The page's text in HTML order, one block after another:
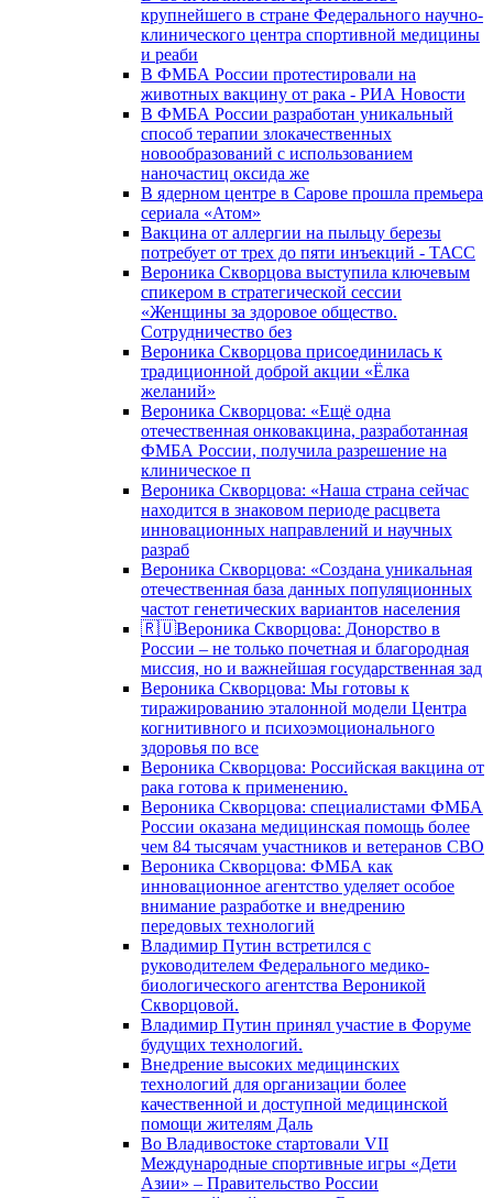
крупнейшего в стране Федерального научно-
клинического центра спортивной медицины
и реаби
В ФМБА России протестировали на
животных вакцину от рака - РИА Новости
В ФМБА России разработан уникальный
способ терапии злокачественных
новообразований с использованием
наночастиц оксида же
В ядерном центре в Сарове прошла премьера
сериала «Атом»
Вакцина от аллергии на пыльцу березы
потребует от трех до пяти инъекций - ТАСС
Вероника Скворцова выступила ключевым
спикером в стратегической сессии
«Женщины за здоровое общество.
Сотрудничество без
Вероника Скворцова присоединилась к
традиционной доброй акции «Ёлка
желаний»
Вероника Скворцова: «Ещё одна
отечественная онковакцина, разработанная
ФМБА России, получила разрешение на
клиническое п
Вероника Скворцова: «Наша страна сейчас
находится в знаковом периоде расцвета
инновационных направлений и научных
разраб
Вероника Скворцова: «Создана уникальная
отечественная база данных популяционных
частот генетических вариантов населения
🇷🇺Вероника Скворцова: Донорство в
России – не только почетная и благородная
миссия, но и важнейшая государственная зад
Вероника Скворцова: Мы готовы к
тиражированию эталонной модели Центра
когнитивного и психоэмоционального
здоровья по все
Вероника Скворцова: Российская вакцина от
рака готова к применению.
Вероника Скворцова: специалистами ФМБА
России оказана медицинская помощь более
чем 84 тысячам участников и ветеранов СВО
Вероника Скворцова: ФМБА как
инновационное агентство уделяет особое
внимание разработке и внедрению
передовых технологий
Владимир Путин встретился с
руководителем Федерального медико-
биологического агентства Вероникой
Скворцовой.
Владимир Путин принял участие в Форуме
будущих технологий.
Внедрение высоких медицинских
технологий для организации более
качественной и доступной медицинской
помощи жителям Даль
Во Владивостоке стартовали VII
Международные спортивные игры «Дети
Азии» – Правительство России